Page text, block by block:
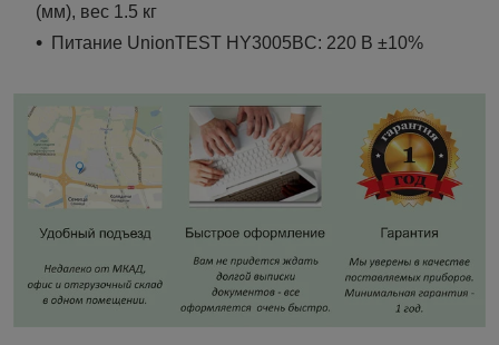
(мм), вес 1.5 кг
Питание UnionTEST HY3005BC: 220 В ±10%